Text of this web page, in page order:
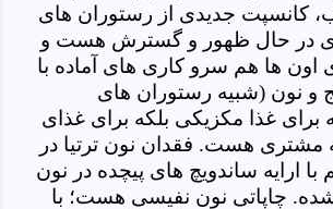
کانسپت جدیدی از رستوران های
در حال ظهور و گسترش هست و
ها هم سرو کاری های آماده با
و نون (شبیه رستوران های
برای غذا مکزیکی بلکه برای غذای
مشتری هست. فقدان نون ترتیا در
ارایه ساندویچ های پیچده در نون
چاپاتی نون نفیسی هست؛ با